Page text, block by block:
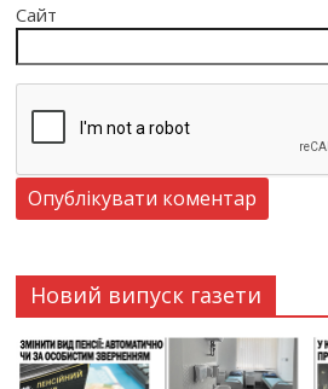
Сайт
Новий випуск газети